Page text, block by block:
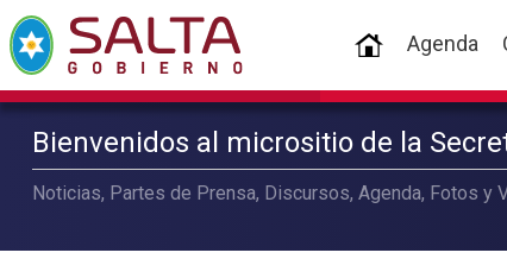
(current)
Agenda
Bienvenidos al micrositio de la
Noticias, Partes de Prensa, Discursos, Agenda, Fotos y